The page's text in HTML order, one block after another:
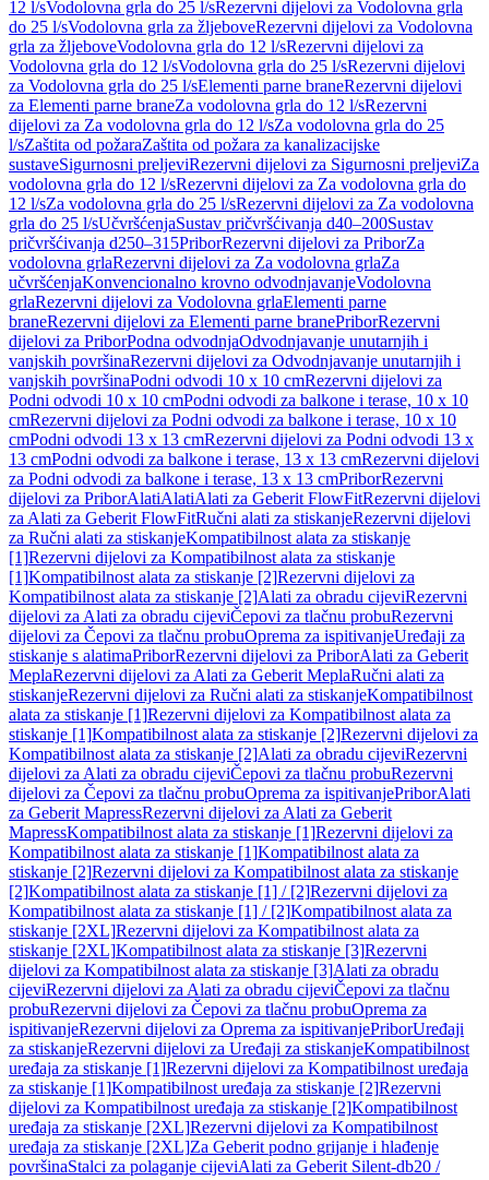
12 l/sVodolovna grla do 25 l/sRezervni dijelovi za Vodolovna grla
do 25 l/sVodolovna grla za žljeboveRezervni dijelovi za Vodolovna
grla za žljeboveVodolovna grla do 12 l/sRezervni dijelovi za
Vodolovna grla do 12 l/sVodolovna grla do 25 l/sRezervni dijelovi
za Vodolovna grla do 25 l/sElementi parne braneRezervni dijelovi
za Elementi parne braneZa vodolovna grla do 12 l/sRezervni
dijelovi za Za vodolovna grla do 12 l/sZa vodolovna grla do 25
l/sZaštita od požaraZaštita od požara za kanalizacijske
sustaveSigurnosni preljeviRezervni dijelovi za Sigurnosni preljeviZa
vodolovna grla do 12 l/sRezervni dijelovi za Za vodolovna grla do
12 l/sZa vodolovna grla do 25 l/sRezervni dijelovi za Za vodolovna
grla do 25 l/sUčvršćenjaSustav pričvršćivanja d40–200Sustav
pričvršćivanja d250–315PriborRezervni dijelovi za PriborZa
vodolovna grlaRezervni dijelovi za Za vodolovna grlaZa
učvršćenjaKonvencionalno krovno odvodnjavanjeVodolovna
grlaRezervni dijelovi za Vodolovna grlaElementi parne
braneRezervni dijelovi za Elementi parne branePriborRezervni
dijelovi za PriborPodna odvodnjaOdvodnjavanje unutarnjih i
vanjskih površinaRezervni dijelovi za Odvodnjavanje unutarnjih i
vanjskih površinaPodni odvodi 10 x 10 cmRezervni dijelovi za
Podni odvodi 10 x 10 cmPodni odvodi za balkone i terase, 10 x 10
cmRezervni dijelovi za Podni odvodi za balkone i terase, 10 x 10
cmPodni odvodi 13 x 13 cmRezervni dijelovi za Podni odvodi 13 x
13 cmPodni odvodi za balkone i terase, 13 x 13 cmRezervni dijelovi
za Podni odvodi za balkone i terase, 13 x 13 cmPriborRezervni
dijelovi za PriborAlatiAlatiAlati za Geberit FlowFitRezervni dijelovi
za Alati za Geberit FlowFitRučni alati za stiskanjeRezervni dijelovi
za Ručni alati za stiskanjeKompatibilnost alata za stiskanje
[1]Rezervni dijelovi za Kompatibilnost alata za stiskanje
[1]Kompatibilnost alata za stiskanje [2]Rezervni dijelovi za
Kompatibilnost alata za stiskanje [2]Alati za obradu cijeviRezervni
dijelovi za Alati za obradu cijeviČepovi za tlačnu probuRezervni
dijelovi za Čepovi za tlačnu probuOprema za ispitivanjeUređaji za
stiskanje s alatimaPriborRezervni dijelovi za PriborAlati za Geberit
MeplaRezervni dijelovi za Alati za Geberit MeplaRučni alati za
stiskanjeRezervni dijelovi za Ručni alati za stiskanjeKompatibilnost
alata za stiskanje [1]Rezervni dijelovi za Kompatibilnost alata za
stiskanje [1]Kompatibilnost alata za stiskanje [2]Rezervni dijelovi za
Kompatibilnost alata za stiskanje [2]Alati za obradu cijeviRezervni
dijelovi za Alati za obradu cijeviČepovi za tlačnu probuRezervni
dijelovi za Čepovi za tlačnu probuOprema za ispitivanjePriborAlati
za Geberit MapressRezervni dijelovi za Alati za Geberit
MapressKompatibilnost alata za stiskanje [1]Rezervni dijelovi za
Kompatibilnost alata za stiskanje [1]Kompatibilnost alata za
stiskanje [2]Rezervni dijelovi za Kompatibilnost alata za stiskanje
[2]Kompatibilnost alata za stiskanje [1] / [2]Rezervni dijelovi za
Kompatibilnost alata za stiskanje [1] / [2]Kompatibilnost alata za
stiskanje [2XL]Rezervni dijelovi za Kompatibilnost alata za
stiskanje [2XL]Kompatibilnost alata za stiskanje [3]Rezervni
dijelovi za Kompatibilnost alata za stiskanje [3]Alati za obradu
cijeviRezervni dijelovi za Alati za obradu cijeviČepovi za tlačnu
probuRezervni dijelovi za Čepovi za tlačnu probuOprema za
ispitivanjeRezervni dijelovi za Oprema za ispitivanjePriborUređaji
za stiskanjeRezervni dijelovi za Uređaji za stiskanjeKompatibilnost
uređaja za stiskanje [1]Rezervni dijelovi za Kompatibilnost uređaja
za stiskanje [1]Kompatibilnost uređaja za stiskanje [2]Rezervni
dijelovi za Kompatibilnost uređaja za stiskanje [2]Kompatibilnost
uređaja za stiskanje [2XL]Rezervni dijelovi za Kompatibilnost
uređaja za stiskanje [2XL]Za Geberit podno grijanje i hlađenje
površinaStalci za polaganje cijeviAlati za Geberit Silent-db20 /